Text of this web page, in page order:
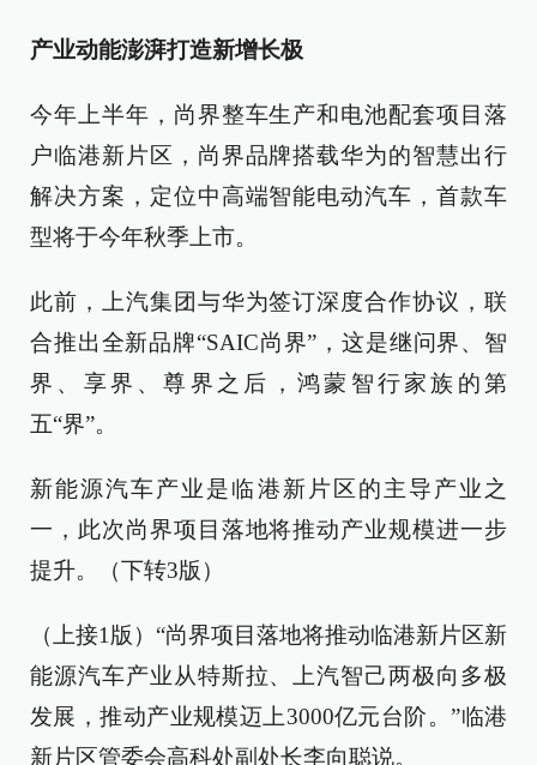
产业动能澎湃打造新增长极
今年上半年，尚界整车生产和电池配套项目落
户临港新片区，尚界品牌搭载华为的智慧出行
解决方案，定位中高端智能电动汽车，首款车
型将于今年秋季上市。
此前，上汽集团与华为签订深度合作协议，联
合推出全新品牌“SAIC尚界”，这是继问界、智
界、享界、尊界之后，鸿蒙智行家族的第
五“界”。
新能源汽车产业是临港新片区的主导产业之
一，此次尚界项目落地将推动产业规模进一步
提升。（下转3版）
（上接1版）“尚界项目落地将推动临港新片区新
能源汽车产业从特斯拉、上汽智己两极向多极
发展，推动产业规模迈上3000亿元台阶。”临港
新片区管委会高科处副处长李向聪说。